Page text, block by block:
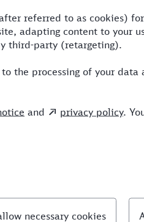
RE,ICE,RSM
RE,ICE,NX,RSM